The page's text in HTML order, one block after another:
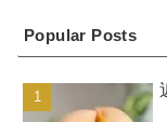
Popular Posts